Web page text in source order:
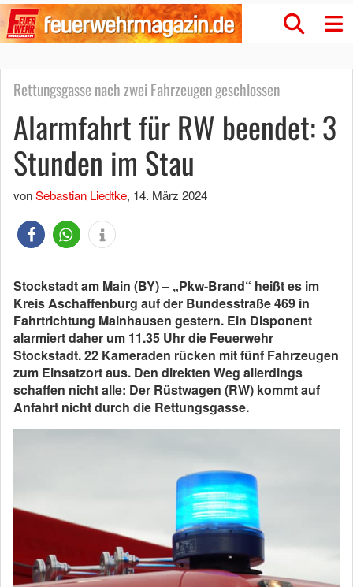
Rettungsgasse nach zwei Fahrzeugen geschlossen
Alarmfahrt für RW beendet: 3
Stunden im Stau
vonSebastian Liedtke, 14. März 2024
Stockstadt am Main (BY) – „Pkw-Brand“ heißt es im
Kreis Aschaffenburg auf der Bundesstraße 469 in
Fahrtrichtung Mainhausen gestern. Ein Disponent
alarmiert daher um 11.35 Uhr die Feuerwehr
Stockstadt. 22 Kameraden rücken mit fünf Fahrzeugen
zum Einsatzort aus. Den direkten Weg allerdings
schaffen nicht alle: Der Rüstwagen (RW) kommt auf
Anfahrt nicht durch die Rettungsgasse.